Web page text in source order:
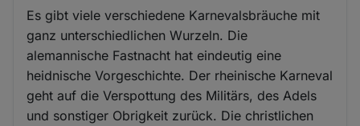
Es gibt viele verschiedene Karnevalsbräuche mit
ganz unterschiedlichen Wurzeln. Die
alemannische Fastnacht hat eindeutig eine
heidnische Vorgeschichte. Der rheinische Karneval
geht auf die Verspottung des Militärs, des Adels
und sonstiger Obrigkeit zurück. Die christlichen